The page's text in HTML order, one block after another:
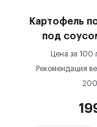
Картофель
под
Цена за 100
Рекомендация
200